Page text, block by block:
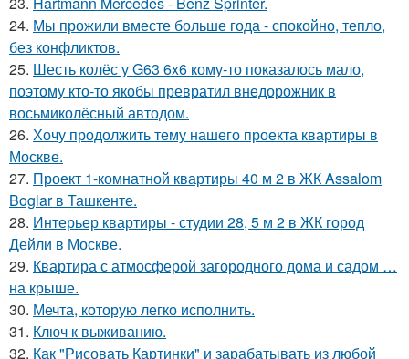
24. Мы прожили вместе больше года - спокойно, тепло,
без конфликтов.
25. Шесть колёс у G63 6x6 кому-то показалось мало,
поэтому кто-то якобы превратил внедорожник в
восьмиколёсный автодом.
26. Хочу продолжить тему нашего проекта квартиры в
Москве.
27. Проект 1-комнатной квартиры 40 м 2 в ЖК Assalom
Boglar в Ташкенте.
28. Интерьер квартиры - студии 28, 5 м 2 в ЖК город
Дейли в Москве.
29. Квартира с атмосферой загородного дома и садом …
на крыше.
30. Мечта, которую легко исполнить.
31. Ключ к выживанию.
32. Как "Рисовать Картинки" и зарабатывать из любой